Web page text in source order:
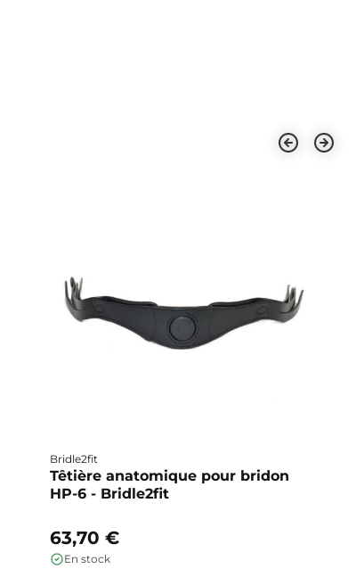
Bridle2fit
Têtière anatomique pour bridon
HP-6 - Bridle2fit
63,70 €
En stock